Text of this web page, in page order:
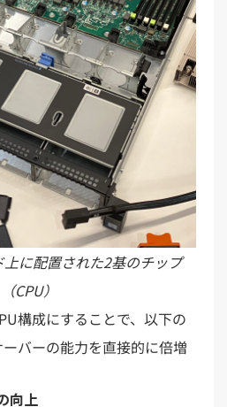
に配置された2基のチップ
（CPU）
構成にすることで、以下の
バーの能力を直接的に倍増
向上